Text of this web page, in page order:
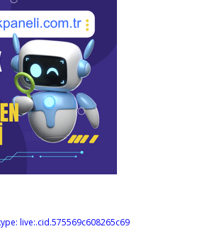
live:.cid.575569c608265c69